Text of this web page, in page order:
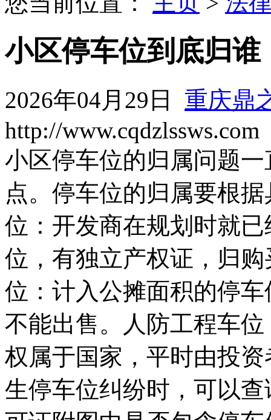
小区停车位到底归
2026年04月29日 重庆鼎
http://www.cqdzlssws.com
小区停车位的归属问题
点。停车位的归属要根
位：开发商在规划时就
位，有独立产权证，归
位：计入公摊面积的停
不能出售。人防工程车
权属于国家，平时由投
生停车位纠纷时，可以